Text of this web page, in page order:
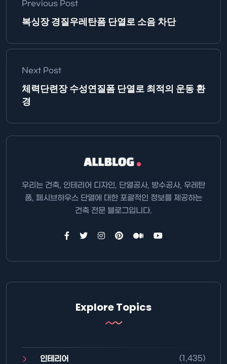
Previous Post
복싱장 경질우레탄폼 단열로 소음 차단
Next Post
체력단련장 수성연질폼 단열로 최적의 운동 환
경
우리는 건축, 인테리어 디자인, 단열공사, 방수공사, 우레탄
폼, 페시브하우스 단열에 대한 포괄적인 정보를 제공하는
건축 전문 블로그입니다.
Explore Topics
인테리어 (1,435)